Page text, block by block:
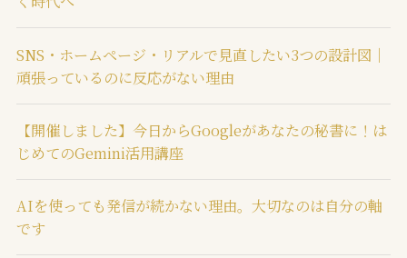
SNS・ホームページ・リアルで見直したい3つの設計図｜
頑張っているのに反応がない理由
【開催しました】今日からGoogleがあなたの秘書に！は
じめてのGemini活用講座
AIを使っても発信が続かない理由。大切なのは自分の軸
です